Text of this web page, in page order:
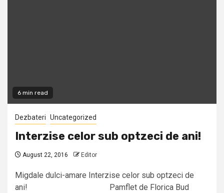
6 min read
Dezbateri Uncategorized
Interzise celor sub optzeci de ani!
August 22, 2016 Editor
Migdale dulci-amare Interzise celor sub optzeci de
ani! Pamflet de Florica Bud